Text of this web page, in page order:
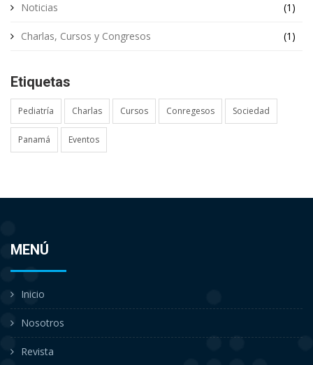
Noticias (1)
Charlas, Cursos y Congresos (1)
Etiquetas
Pediatría Charlas Cursos Conregesos Sociedad
Panamá Eventos
MENÚ
Inicio
Nosotros
Revista